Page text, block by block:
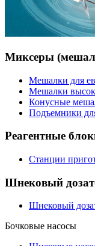
Миксеры
Мешалки для
Мешалки
Конусные
Подъемники
Реагентные
Станции
Шнековый
Шнековый
Бочковые насосы